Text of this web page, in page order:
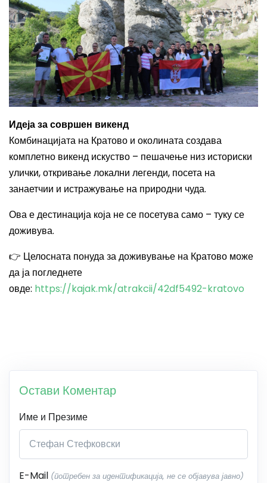
Идеја за совршен викенд
Комбинацијата на Кратово и околината создава
комплетно викенд искуство – пешачење низ историски
улички, откривање локални легенди, посета на
занаетчии и истражување на природни чуда.
Ова е дестинација која не се посетува само – туку се
доживува.
👉 Целосната понуда за доживување на Кратово може
да ја погледнете
овде: https://kajak.mk/atrakcii/42df5492-kratovo
Остави Коментар
Име и Презиме
E-Mail (потребен за идентификација, не се објавува јавно)